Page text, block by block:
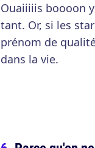
Ouaiiiiis boooon
tant. Or, si les
prénom de
dans la vie.